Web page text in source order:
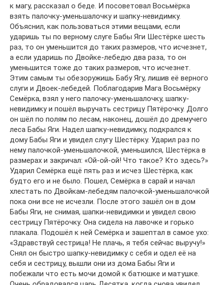
к магу, рассказал о беде. И посоветовал Восьмёрка
взять палочку-уменьшалочку и шапку-невидимку.
Объяснил, как пользоваться этими вещами, если
ударишь ты по верному слуге Бабы Яги Шестёрке шесть
раз, то он уменьшится до таких размеров, что исчезнет,
а если ударишь по Двойке-лебедю два раза, то он
уменьшится тоже до таких размеров, что исчезнет.
Этим самым ты обезоружишь Бабу Ягу, лишив её верного
слуги и Двоек-лебедей. Поблагодарив Мага Восьмёрку
Семёрка, взял у него палочку-уменьшалочку, шапку-
невидимку и пошёл выручать сестрицу Пятёрочку. Долго
он шёл по полям по лесам, наконец, дошёл до дремучего
леса Бабы Яги. Надел шапку-невидимку, подкрался к
дому Бабы Яги и увидел слугу Шестёрку. Ударил раз по
нему палочкой-уменьшалочкой, уменьшился, Шестёрка в
размерах и закричал: «Ой-ой-ой! Что такое? Кто здесь?»
Ударил Семёрка ещё пять раз и исчез Шестёрка, как
будто его и не было. Пошел, Семёрка в сарай и начал
хлестать по Двойкам-лебедям палочкой-уменьшалочкой
пока они все не исчезли. После этого зашёл он в дом
Бабы Яги, не снимая, шапки-невидимки и увидел свою
сестрицу Пятёрочку. Она сидела на лавочке и горько
плакала. Подошёл к ней Семёрка и зашептал в самое ухо:
«Здравствуй сестрица! Не плачь, я тебя сейчас выручу!»
Снял он быстро шапку-невидимку с себя и одел её на
себя и сестрицу, вышли они из дома Бабы Яги и
побежали что есть мочи домой к батюшке и матушке.